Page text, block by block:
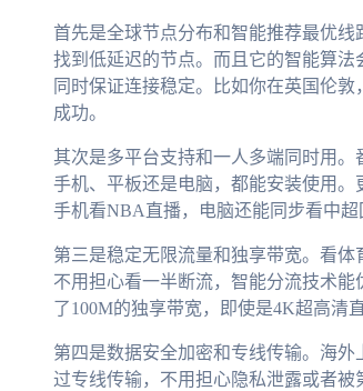
首先是全球节点分布和智能推荐最优
找到低延迟的节点。而且它的智能算
同时保证连接稳定。比如你在英国伦
成功。
其次是多平台支持和一人多端同时用。
手机、平板还是电脑，都能安装使用
手机看NBA直播，电脑还能同步看中
第三是稳定无限流量和独享带宽。看
不用担心看一半断流，智能分流技术
了100M的独享带宽，即使是4K超高清
第四是数据安全加密和专线传输。海
过专线传输，不用担心隐私泄露或者被